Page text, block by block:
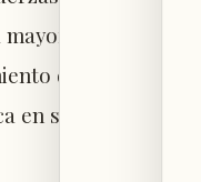
de los
de la ley y la
en sus ciudades